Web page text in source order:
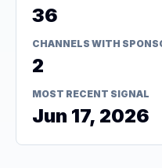
36
CHANNELS WITH
2
MOST RECENT SIGNAL
Jun 17, 2026